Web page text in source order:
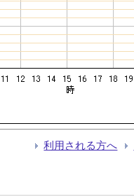
利用される方へ